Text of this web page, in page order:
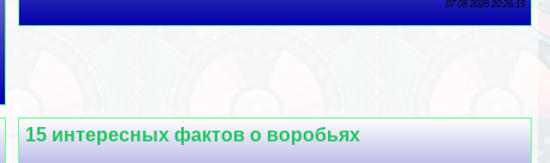
07 08 2026 20:26:19
15 интересных фактов о воробьях